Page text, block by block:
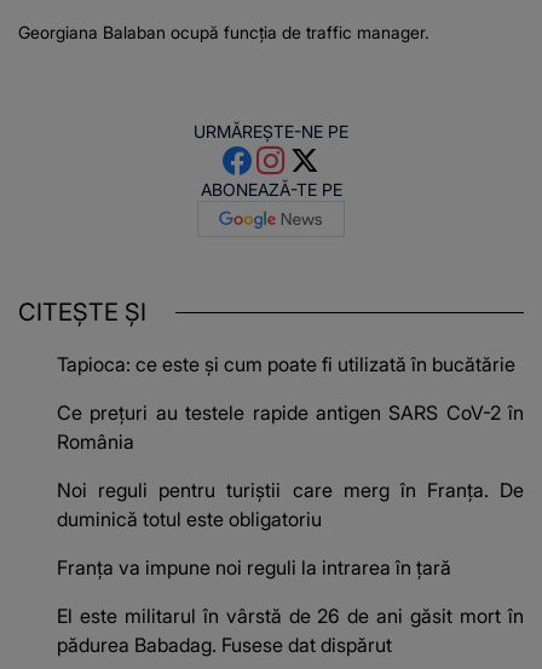
Georgiana Balaban ocupă funcția de traffic manager.
URMĂREȘTE-NE PE
ABONEAZĂ-TE PE
CITEȘTE ȘI
Tapioca: ce este și cum poate fi utilizată în bucătărie
Ce prețuri au testele rapide antigen SARS CoV-2 în
România
Noi reguli pentru turiștii care merg în Franța. De
duminică totul este obligatoriu
Franța va impune noi reguli la intrarea în țară
El este militarul în vârstă de 26 de ani găsit mort în
pădurea Babadag. Fusese dat dispărut